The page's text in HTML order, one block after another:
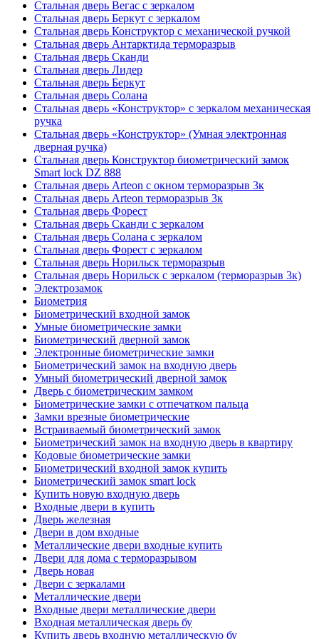
Стальная дверь Вегас с зеркалом
Стальная дверь Беркут с зеркалом
Стальная дверь Конструктор с механической ручкой
Стальная дверь Антарктида терморазрыв
Стальная дверь Сканди
Стальная дверь Лидер
Стальная дверь Беркут
Стальная дверь Солана
Стальная дверь «Конструктор» с зеркалом механическая
ручка
Стальная дверь «Конструктор» (Умная электронная
дверная ручка)
Стальная дверь Конструктор биометрический замок
Smart lock DZ 888
Стальная дверь Arteon с окном терморазрыв 3к
Стальная дверь Arteon терморазрыв 3к
Стальная дверь Форест
Стальная дверь Сканди с зеркалом
Стальная дверь Солана с зеркалом
Стальная дверь Форест с зеркалом
Стальная дверь Норильск терморазрыв
Стальная дверь Норильск с зеркалом (терморазрыв 3к)
Электрозамок
Биометрия
Биометрический входной замок
Умные биометрические замки
Биометрический дверной замок
Электронные биометрические замки
Биометрический замок на входную дверь
Умный биометрический дверной замок
Дверь с биометрическим замком
Биометрические замки с отпечатком пальца
Замки врезные биометрические
Встраиваемый биометрический замок
Биометрический замок на входную дверь в квартиру
Кодовые биометрические замки
Биометрический входной замок купить
Биометрический замок smart lock
Купить новую входную дверь
Входные двери в купить
Дверь железная
Двери в дом входные
Металлические двери входные купить
Двери для дома с терморазрывом
Дверь новая
Двери с зеркалами
Металлические двери
Входные двери металлические двери
Входная металлическая дверь бу
Купить дверь входную металлическую бу